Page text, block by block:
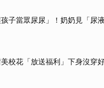
子當眾尿尿」！奶奶見「尿
校花「放送福利」下身沒穿